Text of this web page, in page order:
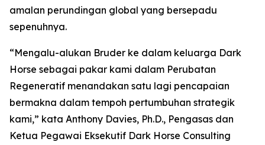
amalan perundingan global yang bersepadu
sepenuhnya.
“Mengalu-alukan Bruder ke dalam keluarga Dark
Horse sebagai pakar kami dalam Perubatan
Regeneratif menandakan satu lagi pencapaian
bermakna dalam tempoh pertumbuhan strategik
kami,” kata Anthony Davies, Ph.D., Pengasas dan
Ketua Pegawai Eksekutif Dark Horse Consulting